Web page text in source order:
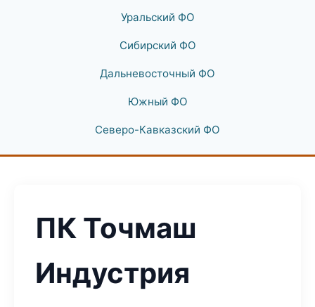
Уральский ФО
Сибирский ФО
Дальневосточный ФО
Южный ФО
Северо-Кавказский ФО
ПК Точмаш
Индустрия